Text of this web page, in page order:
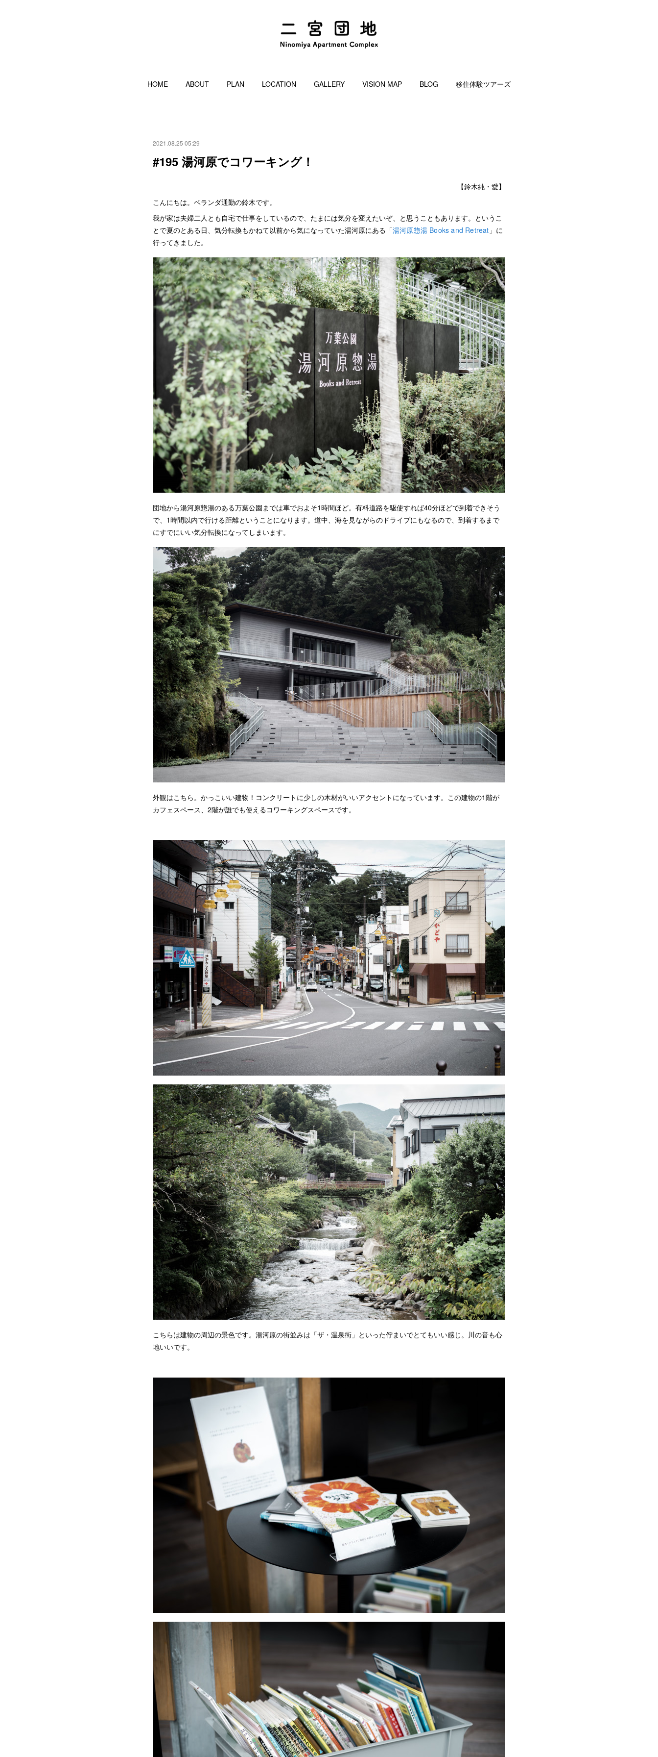
HOME ABOUT PLAN LOCATION GALLERY VISION MAP BLOG 移住体験ツアーズ
2021.08.25 05:29
#195 湯河原でコワーキング！
【鈴木純・愛】
こんにちは。ベランダ通勤の鈴木です。
我が家は夫婦二人とも自宅で仕事をしているので、たまには気分を変えたいぞ、と思うこともあります。というこ
とで夏のとある日、気分転換もかねて以前から気になっていた湯河原にある「湯河原惣湯 Books and Retreat 」に
行ってきました。
団地から湯河原惣湯のある万葉公園までは車でおよそ1時間ほど。有料道路を駆使すれば40分ほどで到着できそう
で、1時間以内で行ける距離ということになります。道中、海を見ながらのドライブにもなるので、到着するまで
にすでにいい気分転換になってしまいます。
外観はこちら。かっこいい建物！コンクリートに少しの木材がいいアクセントになっています。この建物の1階が
カフェスペース、2階が誰でも使えるコワーキングスペースです。
こちらは建物の周辺の景色です。湯河原の街並みは「ザ・温泉街」といった佇まいでとてもいい感じ。川の音も心
地いいです。